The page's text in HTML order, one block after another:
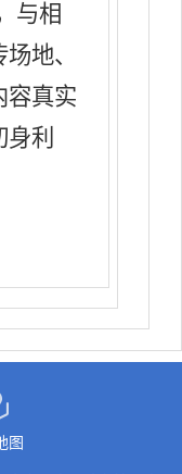
与相
地、
容真实
利
图